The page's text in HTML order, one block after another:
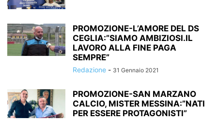
PROMOZIONE-L’AMORE DEL DS
CEGLIA:”SIAMO AMBIZIOSI.IL
LAVORO ALLA FINE PAGA
SEMPRE”
Redazione - 31 Gennaio 2021
PROMOZIONE-SAN MARZANO
CALCIO, MISTER MESSINA:”NATI
PER ESSERE PROTAGONISTI”